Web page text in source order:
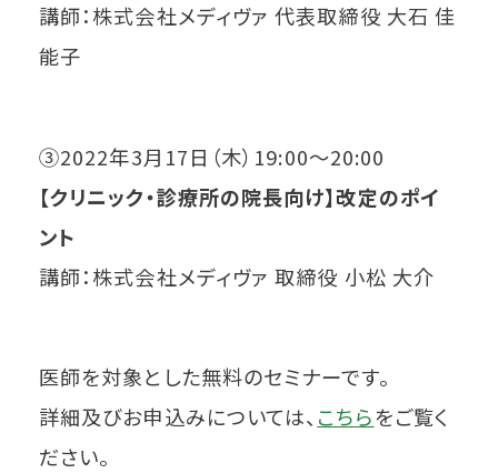
講師：株式会社メディヴァ 代表取締役 大石 佳
能子
③2022年3月17日（木）19:00～20:00
【クリニック・診療所の院長向け】改定のポイ
ント
講師：株式会社メディヴァ 取締役 小松 大介
医師を対象とした無料のセミナーです。
詳細及びお申込みについては、 こちらをご覧く
ださい。